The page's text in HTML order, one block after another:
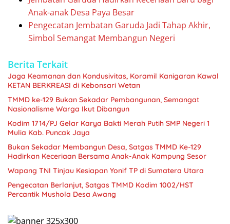
Anak-anak Desa Paya Besar
Pengecatan Jembatan Garuda Jadi Tahap Akhir,
Simbol Semangat Membangun Negeri
Berita Terkait
Jaga Keamanan dan Kondusivitas, Koramil Kanigaran Kawal
KETAN BERKREASI di Kebonsari Wetan
TMMD ke-129 Bukan Sekadar Pembangunan, Semangat
Nasionalisme Warga Ikut Dibangun
Kodim 1714/PJ Gelar Karya Bakti Merah Putih SMP Negeri 1
Mulia Kab. Puncak Jaya
Bukan Sekadar Membangun Desa, Satgas TMMD Ke-129
Hadirkan Keceriaan Bersama Anak-Anak Kampung Sesor
Wapang TNI Tinjau Kesiapan Yonif TP di Sumatera Utara
Pengecatan Berlanjut, Satgas TMMD Kodim 1002/HST
Percantik Mushola Desa Awang